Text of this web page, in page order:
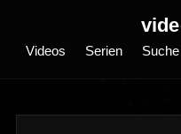
Videos Serien Suche